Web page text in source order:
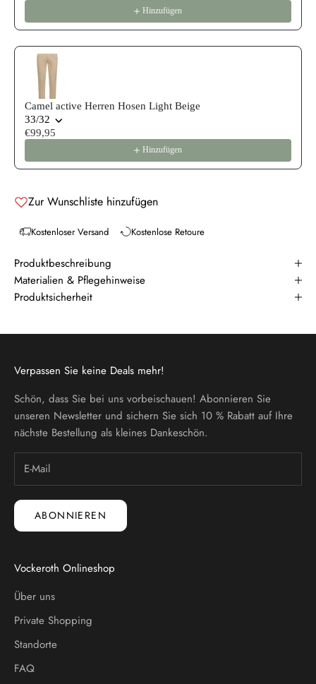
Hinzufügen
Camel active Herren Hosen Light Beige
33/32
€99,95
Hinzufügen
Zur Wunschliste hinzufügen
Kostenloser Versand Kostenlose Retoure
Produktbeschreibung
Materialien & Pflegehinweise
Produktsicherheit
Verpassen Sie keine Deals mehr!
Schön, dass Sie bei uns vorbeischauen! Abonnieren Sie
unseren Newsletter und sichern Sie sich 10 % Rabatt auf Ihre
nächste Bestellung als kleines Dankeschön.
ABONNIEREN
Vockeroth Onlineshop
Über uns
Private Shopping
Standorte
FAQ